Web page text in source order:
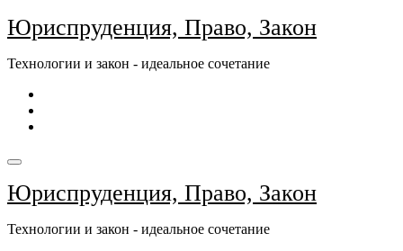
Перейти
к
Юриспруденция, Право, Закон
Технологии и закон - идеальное сочетание
Юриспруденция, Право, Закон
Технологии и закон - идеальное сочетание